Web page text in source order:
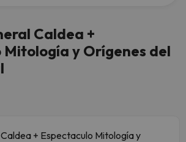
Caldea +
Mitología y Orígenes del
+ Espectaculo Mitología y